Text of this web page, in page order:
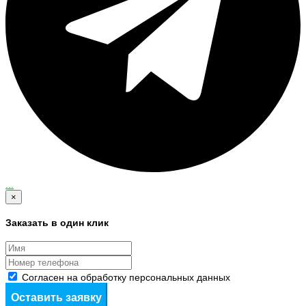
...
×
Заказать в один клик
Согласен на обработку персональных данных
Оставить заявку